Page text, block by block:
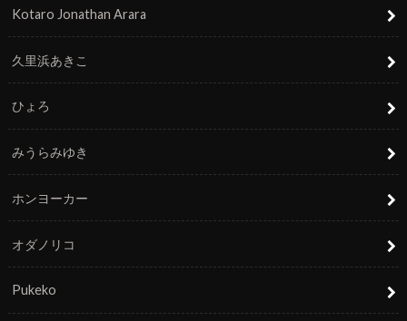
Kotaro Jonathan Arara
久里浜あきこ
ひょろ
みうらみゆき
ホンヨーカー
オダノリコ
Pukeko